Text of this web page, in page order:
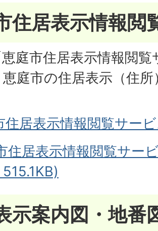
住居表示情報閲
庭市住居表示情報閲
庭市の住居表示（住
住居表示情報閲覧サー
住居表示情報閲覧サー
示案内図・地番